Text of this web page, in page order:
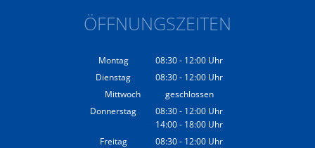
ÖFFNUNGSZEITEN
Montag 08:30- 12:00 Uhr
Von 08:30 bis 12:00 Uhr
Dienstag 08:30- 12:00 Uhr
Von 08:30 bis 12:00 Uhr
Mittwoch
geschlossen
Donnerstag
08:30- 12:00 Uhr
Von 08:30 bis 12:00 Uhr
14:00- 18:00 Uhr
Von 14:00 bis 18:00 Uhr
Freitag 08:30- 12:00 Uhr